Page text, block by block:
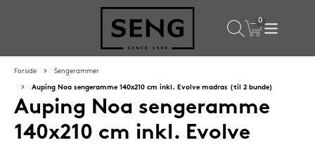
50%
Forside Sengerammer
Auping Noa sengeramme 140x210 cm inkl. Evolve madras (til 2 bunde)
Auping Noa sengeramme
140x210 cm inkl. Evolve